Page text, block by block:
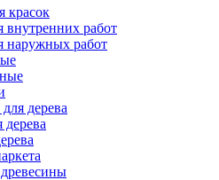
красок
внутренних работ
наружных работ
дерева
дерева